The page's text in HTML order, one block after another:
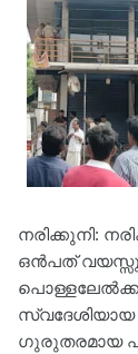
നരിക്കുനി:
ഒൻപത്
സ്വദേശിയായ
ഗുരുതരമായ